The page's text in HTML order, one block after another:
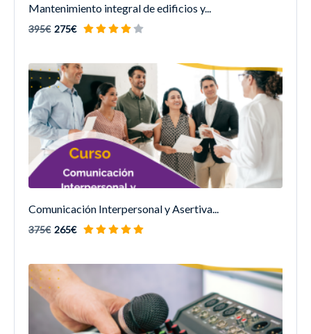
Mantenimiento integral de edificios y...
395€ 275€
Comunicación Interpersonal y Asertiva...
375€ 265€